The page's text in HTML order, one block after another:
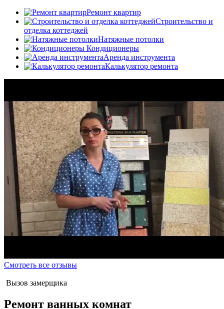
Ремонт квартир
Строительство и
отделка коттеджей
Натяжные потолки
Кондиционеры
Аренда инструмента
Калькулятор ремонта
Смотреть все отзывы
Вызов замерщика
Ремонт ванных комнат